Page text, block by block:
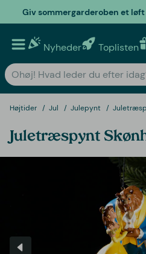
Giv sommergarderoben et
Nyheder Toplisten
Højtider Jul Julepynt
Juletræspynt